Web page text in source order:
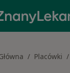
Placówki